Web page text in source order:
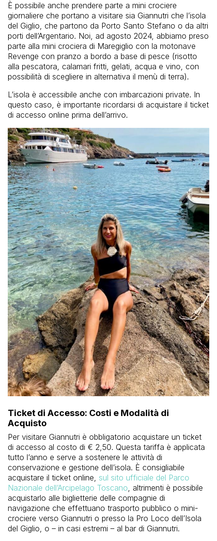
È possibile anche prendere parte a mini crociere
giornaliere che portano a visitare sia Giannutri che l’isola
del Giglio, che partono da Porto Santo Stefano o da altri
porti dell’Argentario. Noi, ad agosto 2024, abbiamo preso
parte alla mini crociera di Maregiglio con la motonave
Revenge con pranzo a bordo a base di pesce (risotto
alla pescatora, calamari fritti, gelati, acqua e vino, con
possibilità di scegliere in alternativa il menù di terra).
L’isola è accessibile anche con imbarcazioni private. In
questo caso, è importante ricordarsi di acquistare il ticket
di accesso online prima dell’arrivo.
Ticket di Accesso: Costi e Modalità di
Acquisto
Per visitare Giannutri è obbligatorio acquistare un ticket
di accesso al costo di € 2,50. Questa tariffa è applicata
tutto l’anno e serve a sostenere le attività di
conservazione e gestione dell’isola. È consigliabile
acquistare il ticket online, sul sito ufficiale del Parco
Nazionale dell’Arcipelago Toscano, altrimenti è possibile
acquistarlo alle biglietterie delle compagnie di
navigazione che effettuano trasporto pubblico o mini-
crociere verso Giannutri o presso la Pro Loco dell’Isola
del Giglio, o – in casi estremi – al bar di Giannutri.